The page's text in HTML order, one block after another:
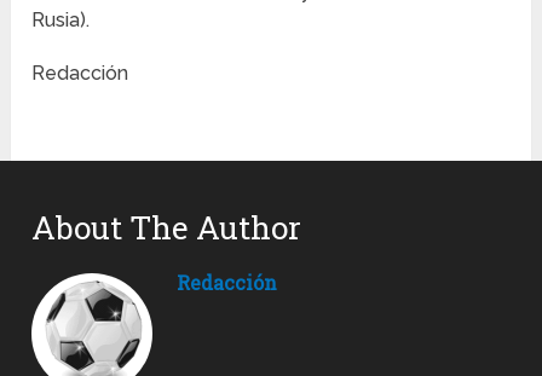
Rusia).
Redacción
About The Author
Redacción